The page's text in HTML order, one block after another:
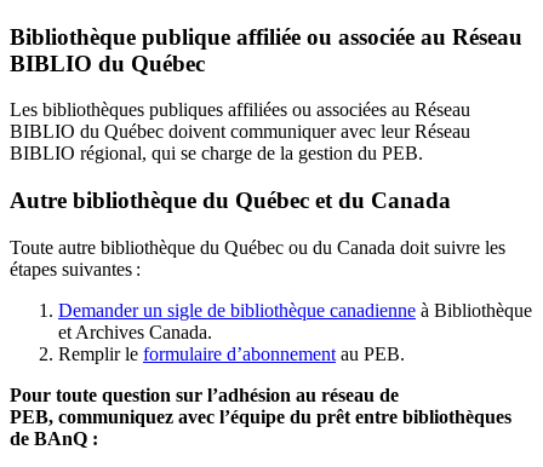
Bibliothèque publique affiliée ou associée au Réseau
BIBLIO du Québec
Les bibliothèques publiques affiliées ou associées au Réseau
BIBLIO du Québec doivent communiquer avec leur Réseau
BIBLIO régional, qui se charge de la gestion du PEB.
Autre bibliothèque du Québec et du Canada
Toute autre bibliothèque du Québec ou du Canada doit suivre les
étapes suivantes :
Demander un sigle de bibliothèque canadienne à Bibliothèque
et Archives Canada.
Remplir le formulaire d’abonnement au PEB.
Pour toute question sur l’adhésion au réseau de
PEB, communiquez avec l’équipe du prêt entre bibliothèques
de BAnQ :